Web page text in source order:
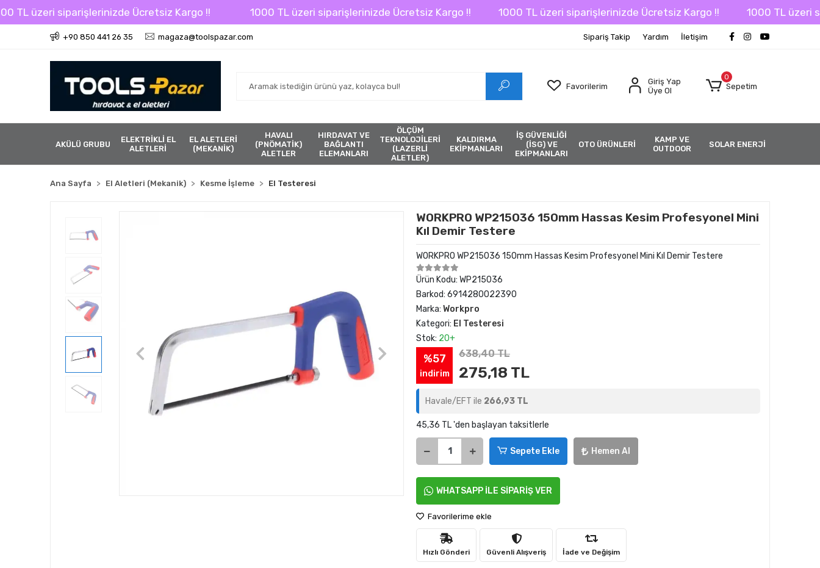
üzeri siparişlerinizde Ücretsiz Kargo !! 1000 TL üzeri siparişlerinizde Ücretsiz Kargo !! 1000 TL üzeri siparişlerinizde Ücretsiz Kargo !! 1000 TL üzeri
+90 850 441 26 35 magaza@toolspazar.com Sipariş Takip Yardım İletişim
Favorilerim
Giriş Yap
Üye Ol
0
Sepetim
AKÜLÜ GRUBU
ELEKTRİKLİ EL
ALETLERİ
EL ALETLERİ
(MEKANİK)
HAVALI
(PNÖMATİK)
ALETLER
HIRDAVAT VE
BAĞLANTI
ELEMANLARI
ÖLÇÜM
TEKNOLOJİLERİ
(LAZERLİ
ALETLER)
KALDIRMA
EKİPMANLARI
İŞ GÜVENLİĞİ
(İSG) VE
EKİPMANLARI
OTO ÜRÜNLERİ
KAMP VE
OUTDOOR
SOLAR ENERJİ
Ana Sayfa El Aletleri (Mekanik) Kesme İşleme El Testeresi
WORKPRO WP215036 150mm Hassas Kesim Profesyonel Mini
Kıl Demir Testere
WORKPRO WP215036 150mm Hassas Kesim Profesyonel Mini Kıl Demir Testere
Ürün Kodu: WP215036
Barkod: 6914280022390
Marka: Workpro
Kategori: El Testeresi
Stok: 20+
%57
indirim
638,40 TL
275,18 TL
Havale/EFT ile 266,93 TL
45,36 TL 'den başlayan taksitlerle
Sepete Ekle Hemen Al
WHATSAPP İLE SİPARİŞ VER
Favorilerime ekle
Hızlı Gönderi Güvenli Alışveriş İade ve Değişim